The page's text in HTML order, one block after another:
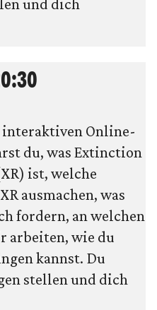
und dich
interaktiven Online-
du, was Extinction
ist, welche
ausmachen, was
fordern, an welchen
arbeiten, wie du
kannst. Du
stellen und dich